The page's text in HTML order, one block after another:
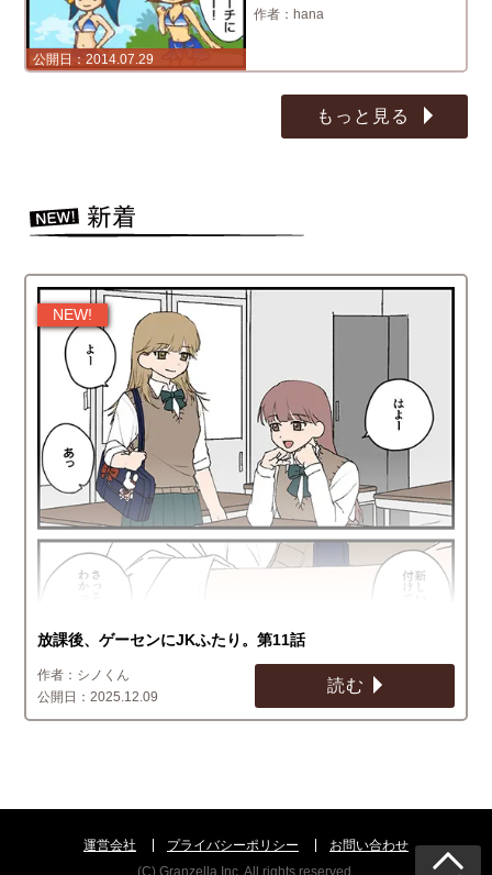
2014.07.29
hana
もっと見る
放課後、ゲーセンにJKふたり。第11話
シノくん
2025.12.09
読む
運営会社 プライバシーポリシー
お問い合わせ